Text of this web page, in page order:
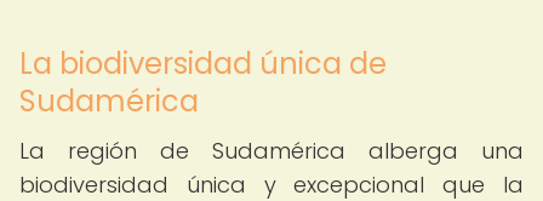
La biodiversidad única de
Sudamérica
La región de Sudamérica alberga una
biodiversidad única y excepcional que la